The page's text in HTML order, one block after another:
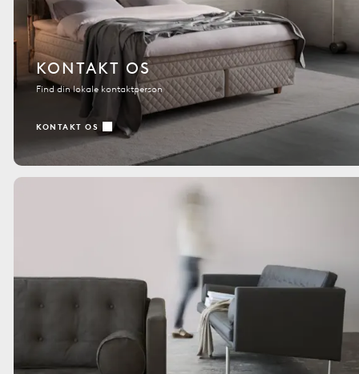
KONTAKT OS
Find din lokale kontaktperson
KONTAKT OS